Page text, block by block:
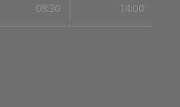
08:30 14:00